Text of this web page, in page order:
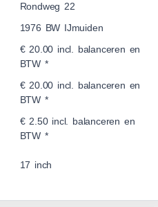
Rondweg 22
1976 BW IJmuiden
€ 20.00 incl. balanceren en
BTW *
€ 20.00 incl. balanceren en
BTW *
€ 2.50 incl. balanceren en
BTW *
17 inch